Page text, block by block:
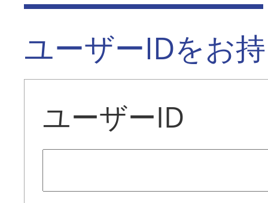
ユーザーIDをお
ユーザーID